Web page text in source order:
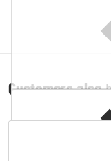
Customers also